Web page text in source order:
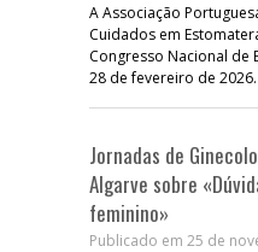
A Associação
Cuidados em
Congresso Nacional de
28 de fevereiro de 2026.
Jornadas de
Algarve sobre
feminino»
Publicado em 25 de